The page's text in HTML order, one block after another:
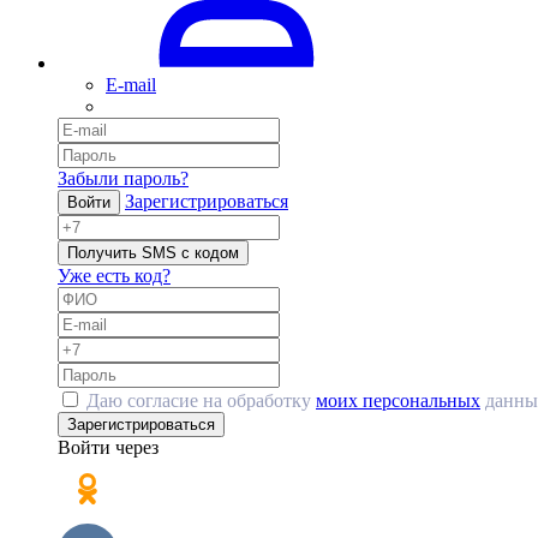
E-mail
Забыли пароль?
Войти Зарегистрироваться
Получить SMS с кодом
Уже есть код?
Даю согласие на обработку моих персональных
Зарегистрироваться
Войти через